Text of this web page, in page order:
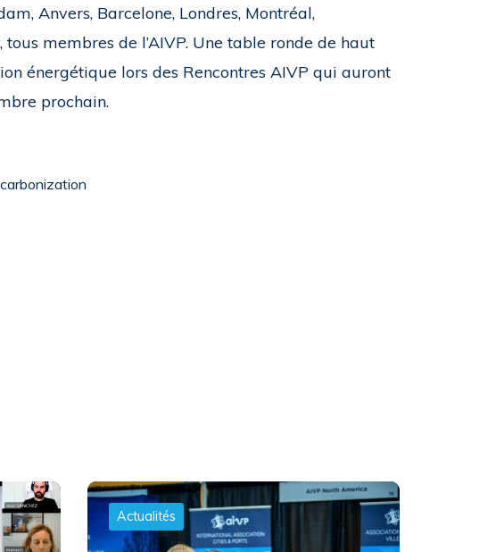
Anvers, Barcelone, Londres, Montréal,
membres de l’AIVP. Une table ronde de haut
énergétique lors des Rencontres AIVP qui auront
prochain.
Actualités